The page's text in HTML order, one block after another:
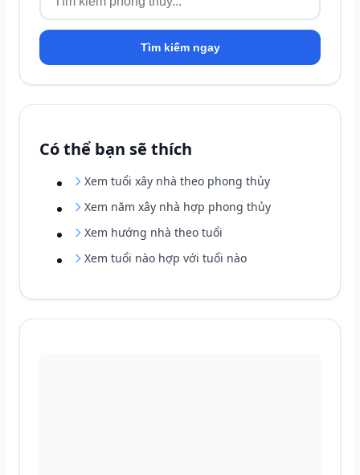
Tìm kiếm ngay
Có thể bạn sẽ thích
Xem tuổi xây nhà theo phong thủy
Xem năm xây nhà hợp phong thủy
Xem hướng nhà theo tuổi
Xem tuổi nào hợp với tuổi nào